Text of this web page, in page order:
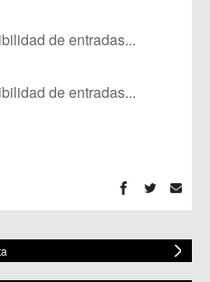
de entradas...
de entradas...